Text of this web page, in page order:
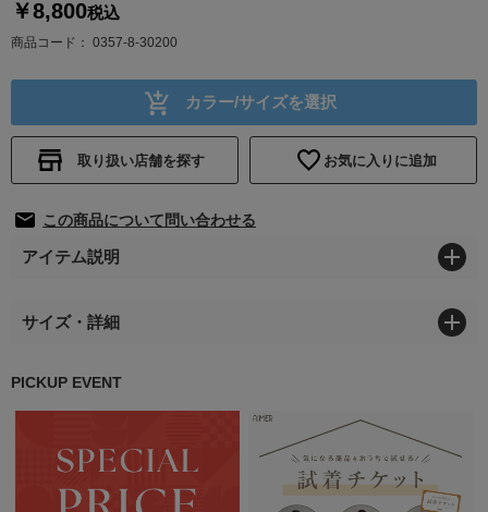
￥8,800税込
商品コード 0357-8-30200
カラー/サイズを選択
取り扱い店舗を探す お気に入りに追加
この商品について問い合わせる
アイテム説明
サイズ・詳細
PICKUP EVENT